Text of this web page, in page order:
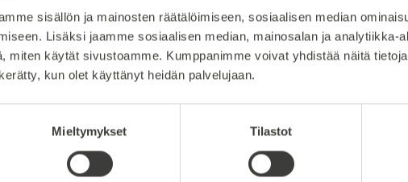
sisällön ja mainosten räätälöimiseen, sosiaalisen median
Lisäksi jaamme sosiaalisen median, mainosalan ja analytiikka-
miten käytät sivustoamme. Kumppanimme voivat yhdistää näitä
kun olet käyttänyt heidän palvelujaan.
Mieltymykset Tilastot
10
ISB Lataa 3D-tiedosto